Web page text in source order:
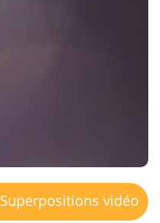
Superpositions vidéo